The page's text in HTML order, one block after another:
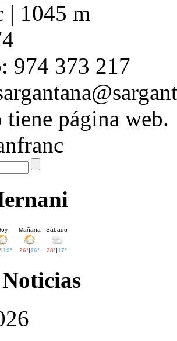
| 1045 m
974 373 217
tiene página web.